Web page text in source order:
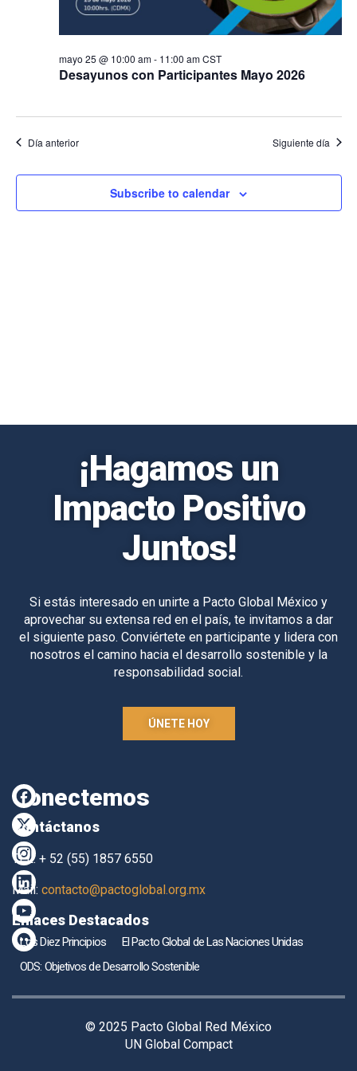
Desayunos con Participantes Mayo 2026
mayo 25 @ 10:00 am- 11:00 am CST
Día anterior Siguiente día
Subscribe to calendar
¡Hagamos un
Impacto Positivo
Juntos!
Si estás interesado en unirte a Pacto Global México y
aprovechar su extensa red en el país, te invitamos a dar
el siguiente paso. Conviértete en participante y lidera con
nosotros el camino hacia el desarrollo sostenible y la
responsabilidad social.
ÚNETE HOY
Conectemos
Contáctanos
TEL. + 52 (55) 1857 6550
Mail: contacto@pactoglobal.org.mx
Enlaces Destacados
Los Diez Principios
El Pacto Global de Las Naciones Unidas
ODS: Objetivos de Desarrollo Sostenible
© 2025 Pacto Global Red México
UN Global Compact